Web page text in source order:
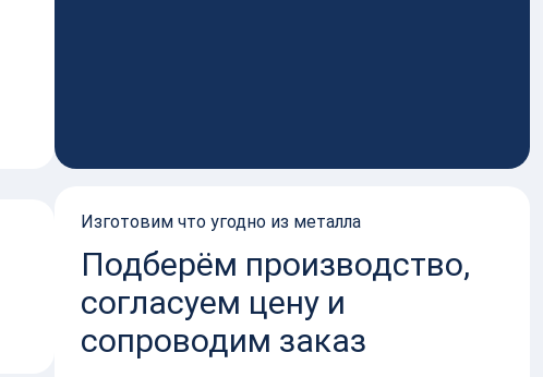
Изготовим что угодно из металла
Подберём производство,
согласуем цену и
сопроводим заказ